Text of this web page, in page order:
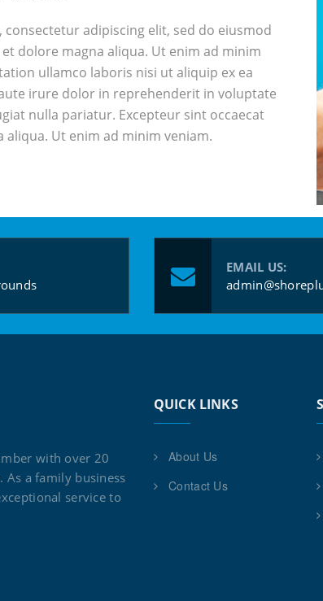
adipiscing elit, sed do eiusmod
dolore magna aliqua. Ut enim ad minim
ullamco laboris nisi ut aliquip ex ea
irure dolor in reprehenderit in voluptate
nulla pariatur. Excepteur sint occaecat
Ut enim ad minim veniam.
EMAIL US:
with over 20
As a family business
service to
QUICK LINKS
About Us
Contact Us